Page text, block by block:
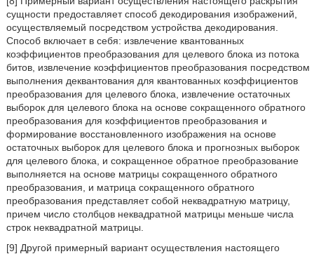
сущности предоставляет способ декодирования изображений,
осуществляемый посредством устройства декодирования.
Способ включает в себя: извлечение квантованных
коэффициентов преобразования для целевого блока из потока
битов, извлечение коэффициентов преобразования посредством
выполнения деквантования для квантованных коэффициентов
преобразования для целевого блока, извлечение остаточных
выборок для целевого блока на основе сокращенного обратного
преобразования для коэффициентов преобразования и
формирование восстановленного изображения на основе
остаточных выборок для целевого блока и прогнозных выборок
для целевого блока, и сокращенное обратное преобразование
выполняется на основе матрицы сокращенного обратного
преобразования, и матрица сокращенного обратного
преобразования представляет собой неквадратную матрицу,
причем число столбцов неквадратной матрицы меньше числа
строк неквадратной матрицы.
[9] Другой примерный вариант осуществления настоящего